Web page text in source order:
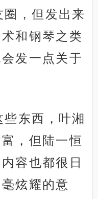
圈，但发出来
和钢琴之类
发一点关于
东西，叶湘
，但陆一恒
容也都很日
炫耀的意